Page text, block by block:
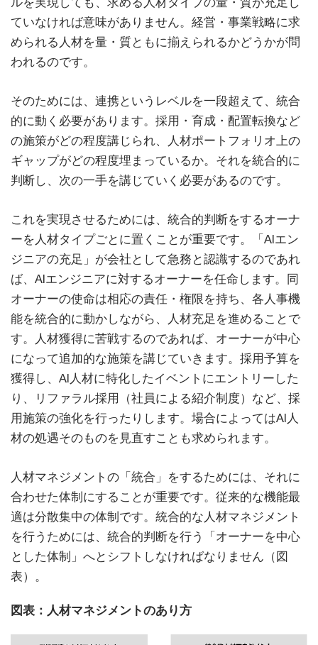
ていなければ意味がありません。経営・事業戦略に求
められる人材を量・質ともに揃えられるかどうかが問
われるのです。
そのためには、連携というレベルを一段超えて、統合
的に動く必要があります。採用・育成・配置転換など
の施策がどの程度講じられ、人材ポートフォリオ上の
ギャップがどの程度埋まっているか。それを統合的に
判断し、次の一手を講じていく必要があるのです。
これを実現させるためには、統合的判断をするオーナ
ーを人材タイプごとに置くことが重要です。「AIエン
ジニアの充足」が会社として急務と認識するのであれ
ば、AIエンジニアに対するオーナーを任命します。同
オーナーの使命は相応の責任・権限を持ち、各人事機
能を統合的に動かしながら、人材充足を進めることで
す。人材獲得に苦戦するのであれば、オーナーが中心
になって追加的な施策を講じていきます。採用予算を
獲得し、AI人材に特化したイベントにエントリーした
り、リファラル採用（社員による紹介制度）など、採
用施策の強化を行ったりします。場合によってはAI人
材の処遇そのものを見直すことも求められます。
人材マネジメントの「統合」をするためには、それに
合わせた体制にすることが重要です。従来的な機能最
適は分散集中の体制です。統合的な人材マネジメント
を行うためには、統合的判断を行う「オーナーを中心
とした体制」へとシフトしなければなりません（図
表）。
図表：人材マネジメントのあり方